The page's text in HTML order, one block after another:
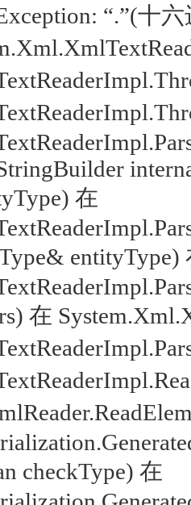
“.”(十
在
entityType)
在
checkType) 在